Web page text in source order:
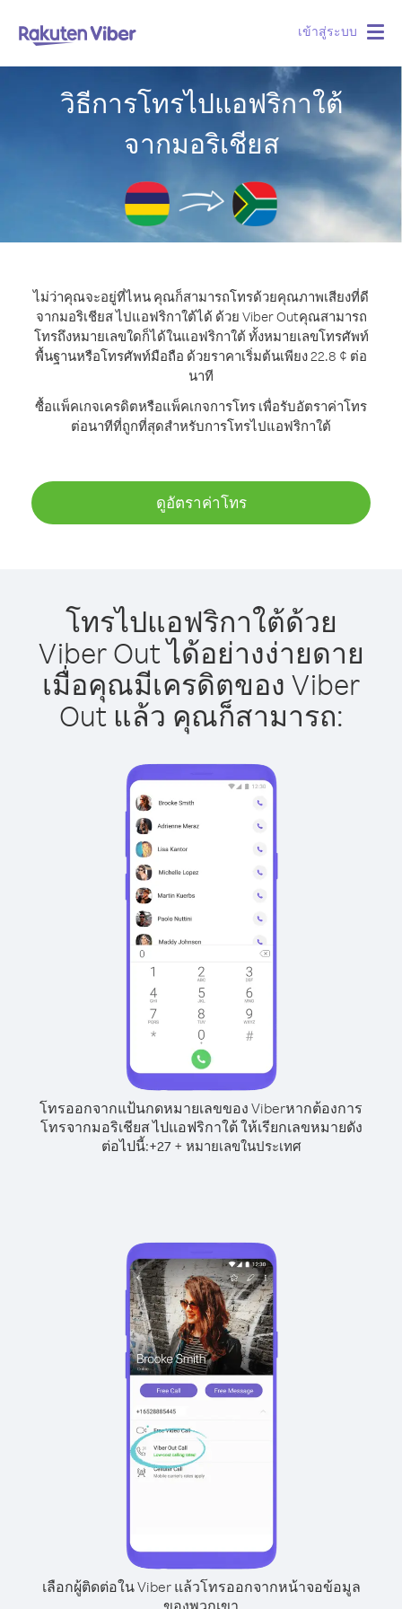
เข้าสู่ระบบ
วิธีการโทรไปแอฟริกาใต้
จากมอริเชียส
ไม่ว่าคุณจะอยู่ที่ไหน คุณก็สามารถโทรด้วยคุณภาพเสียงที่ดี
จากมอริเชียส ไปแอฟริกาใต้ได้ ด้วย Viber Outคุณสามารถ
โทรถึงหมายเลขใดก็ได้ในแอฟริกาใต้ ทั้งหมายเลขโทรศัพท์
พื้นฐานหรือโทรศัพท์มือถือ ด้วยราคาเริ่มต้นเพียง 22.8 ¢ ต่อ
นาที
ซื้อแพ็คเกจเครดิตหรือแพ็คเกจการโทร เพื่อรับอัตราค่าโทร
ต่อนาทีที่ถูกที่สุดสำหรับการโทรไปแอฟริกาใต้
ดูอัตราค่าโทร
โทรไปแอฟริกาใต้ด้วย
Viber Out ได้อย่างง่ายดาย
เมื่อคุณมีเครดิตของ Viber
Out แล้ว คุณก็สามารถ:
โทรออกจากแป้นกดหมายเลขของ Viberหากต้องการ
โทรจากมอริเชียส ไปแอฟริกาใต้ ให้เรียกเลขหมายดัง
ต่อไปนี้:+27+ หมายเลขในประเทศ
เลือกผู้ติดต่อใน Viber แล้วโทรออกจากหน้าจอข้อมูล
ของพวกเขา